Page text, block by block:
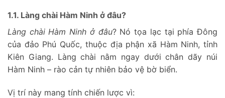
1.1. Làng chài Hàm Ninh ở đâu?
Làng chài Hàm Ninh ở đâu? Nó tọa lạc tại phía Đông
của đảo Phú Quốc, thuộc địa phận xã Hàm Ninh, tỉnh
Kiên Giang. Làng chài nằm ngay dưới chân dãy núi
Hàm Ninh – rào cản tự nhiên bảo vệ bờ biển.
Vị trí này mang tính chiến lược vì: